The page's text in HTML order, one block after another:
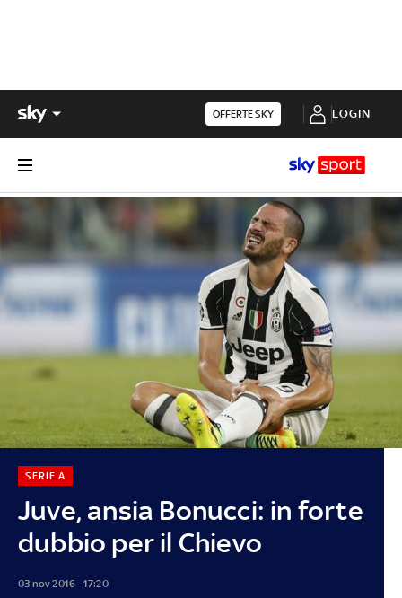
OFFERTE SKY LOGIN
Juve, ansia Bonucci: in forte
dubbio per il Chievo
SERIE A
03 nov 2016 - 17:20